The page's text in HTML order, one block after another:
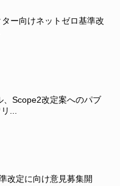
ー向けネットゼロ基準改
、Scope2改定案へのパブ
...
改定に向け意見募集開